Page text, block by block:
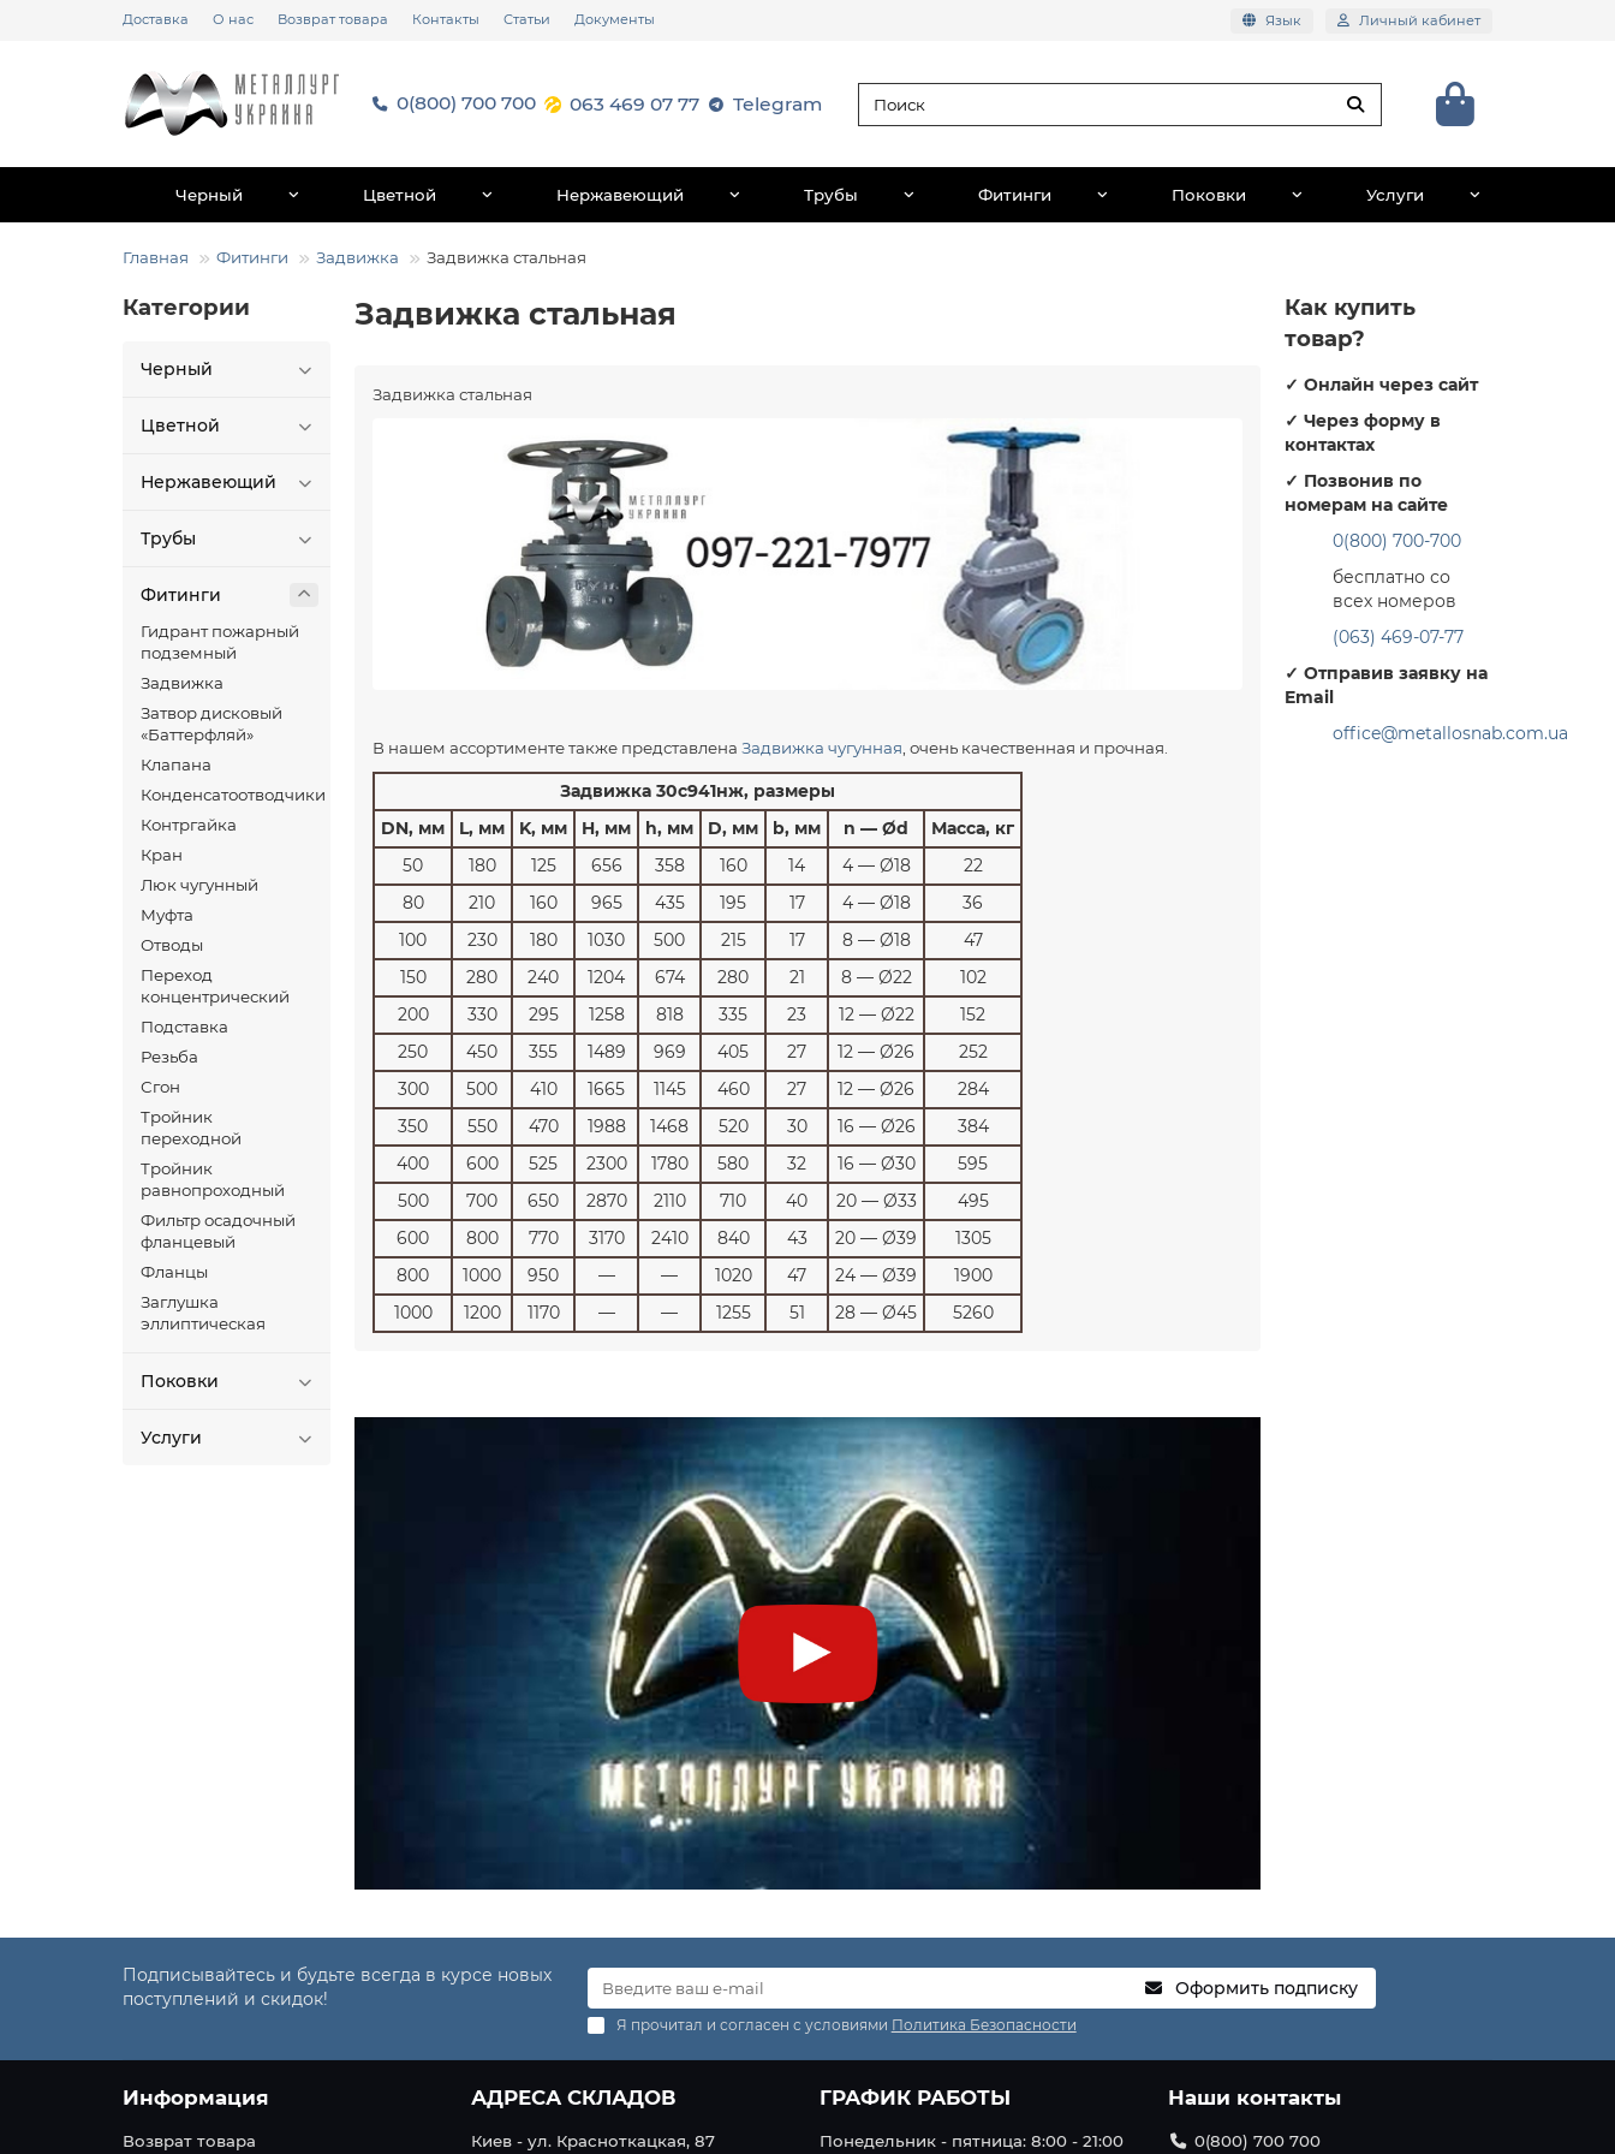
Доставка О нас Возврат товара Контакты Статьи Документы Язык Личный кабинет
0(800) 700 700 063 469 07 77 Telegram
Черный Цветной Нержавеющий Трубы Фитинги Поковки Услуги
Главная Фитинги Задвижка Задвижка стальная
Категории
Черный
Цветной
Нержавеющий
Трубы
Фитинги
Гидрант пожарный
подземный
Задвижка
Затвор дисковый
«Баттерфляй»
Клапана
Конденсатоотводчики
Контргайка
Кран
Люк чугунный
Муфта
Отводы
Переход
концентрический
Подставка
Резьба
Сгон
Тройник
переходной
Тройник
равнопроходный
Фильтр осадочный
фланцевый
Фланцы
Заглушка
эллиптическая
Поковки
Услуги
Задвижка стальная
Задвижка стальная
В нашем ассортименте также представленаЗадвижка чугунная , очень качественная и прочная.
Задвижка 30с941нж, размеры
DN, мм
L, мм K, мм H, мм h, мм D, мм b, мм n — Ød
Масса, кг
50
180 125 656 358 160 14 4 — Ø18
22
80
210 160 965 435 195 17 4 — Ø18
36
100
230 180 1030 500 215 17 8 — Ø18
47
150
280 240 1204 674 280 21 8 — Ø22
102
200
330 295 1258 818 335 23 12 — Ø22
152
250
450 355 1489 969 405 27 12 — Ø26
252
300
500 410 1665 1145 460 27 12 — Ø26
284
350
550 470 1988 1468 520 30 16 — Ø26
384
400
600 525 2300 1780 580 32 16 — Ø30
595
500
700 650 2870 2110 710 40 20 — Ø33
495
600
800 770 3170 2410 840 43 20 — Ø39
1305
800
1000 950 — — 1020 47 24 — Ø39
1900
1000
1200 1170 — — 1255 51 28 — Ø45 5260
Как купить
товар?
✓ Онлайн через сайт
✓ Через форму в
контактах
✓ Позвонив по
номерам на сайте
0(800) 700-700
бесплатно со
всех номеров
(063) 469-07-77
✓ Отправив заявку на
Email
office@metallosnab.com.ua
Подписывайтесь и будьте всегда в курсе новых
поступлений и скидок!
Оформить подписку
Я прочитал и согласен с условиями Политика Безопасности
Информация
Возврат товара
АДРЕСА СКЛАДОВ
Киев - ул. Красноткацкая, 87
ГРАФИК РАБОТЫ
Понедельник - пятница: 8:00 - 21:00
Наши контакты
0(800) 700 700